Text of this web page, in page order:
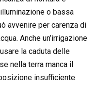
o bassa
avvenire per carenza di
Anche un’irrigazione
la caduta delle
nella terra manca il
insufficiente